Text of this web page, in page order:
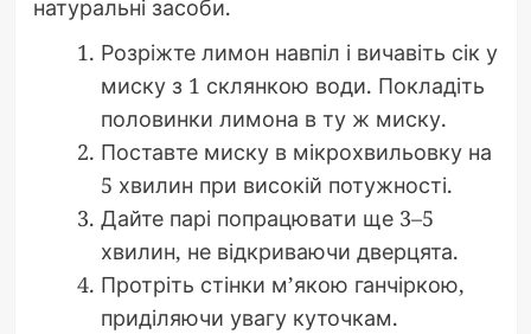
натуральні засоби.
Розріжте лимон навпіл і вичавіть сік у
миску з 1 склянкою води. Покладіть
половинки лимона в ту ж миску.
Поставте миску в мікрохвильовку на
5 хвилин при високій потужності.
Дайте парі попрацювати ще 3–5
хвилин, не відкриваючи дверцята.
Протріть стінки м’якою ганчіркою,
приділяючи увагу куточкам.